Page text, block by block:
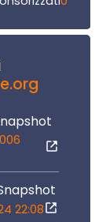
22:08